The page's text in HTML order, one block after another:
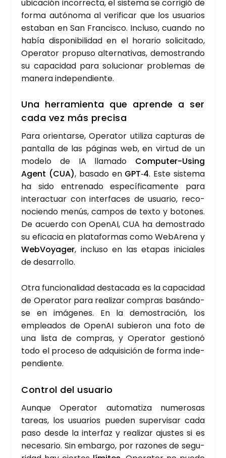
ubi­ca­ción inco­rrec­ta, el sis­te­ma se corri­gió de
for­ma autó­no­ma al veri­fi­car que los usua­rios
esta­ban en San Fran­cis­co. Inclu­so, cuan­do no
había dis­po­ni­bi­li­dad en el hora­rio soli­ci­ta­do,
Ope­ra­tor pro­pu­so alter­na­ti­vas, demos­tran­do
su capa­ci­dad para solu­cio­nar pro­ble­mas de
mane­ra inde­pen­dien­te.
Una herra­mien­ta que apren­de a ser
cada vez más pre­ci­sa
Para orien­tar­se, Ope­ra­tor uti­li­za cap­tu­ras de
pan­ta­lla de las pági­nas web, en vir­tud de un
mode­lo de IA lla­ma­do Com­pu­ter-Using
Agent (CUA), basa­do en GPT‑4. Este sis­te­ma
ha sido entre­na­do espe­cí­fi­ca­men­te para
inter­ac­tuar con inter­fa­ces de usua­rio, reco­
no­cien­do menús, cam­pos de tex­to y boto­nes.
De acuer­do con Ope­nAI, CUA ha demos­tra­do
su efi­ca­cia en pla­ta­for­mas como WebA­re­na y
Web­Vo­ya­ger, inclu­so en las eta­pas ini­cia­les
de desa­rro­llo.
Otra fun­cio­na­li­dad des­ta­ca­da es la capa­ci­dad
de Ope­ra­tor para rea­li­zar com­pras basán­do­
se en imá­ge­nes. En la demos­tra­ción, los
emplea­dos de Ope­nAI subie­ron una foto de
una lis­ta de com­pras, y Ope­ra­tor ges­tio­nó
todo el pro­ce­so de adqui­si­ción de for­ma inde­
pen­dien­te.
Con­trol del usua­rio
Aun­que Ope­ra­tor auto­ma­ti­za nume­ro­sas
tareas, los usua­rios pue­den super­vi­sar cada
paso des­de la inter­faz y rea­li­zar ajus­tes si es
nece­sa­rio. Sin embar­go, por razo­nes de segu­